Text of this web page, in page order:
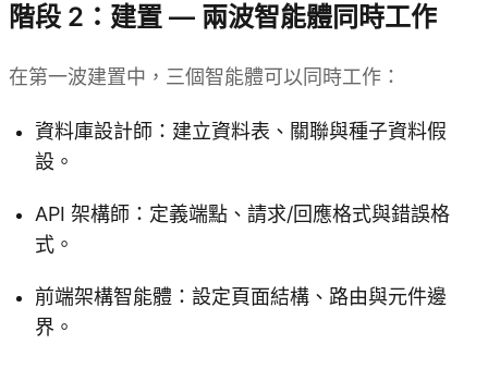
階段 2：建置 — 兩波智能體同時工作
在第一波建置中，三個智能體可以同時工作：
資料庫設計師：建立資料表、關聯與種子資料假
設。
API 架構師：定義端點、請求/回應格式與錯誤格
式。
前端架構智能體：設定頁面結構、路由與元件邊
界。